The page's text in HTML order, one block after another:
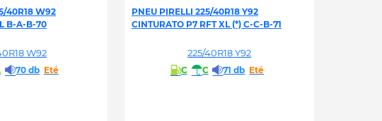
40R18 W92
B-A-B-70
W92
70 db Eté
PNEU PIRELLI 225/40R18 Y92
CINTURATO P7 RFT XL (*) C-C-B-71
225/40R18 Y92
C C 71 db Eté